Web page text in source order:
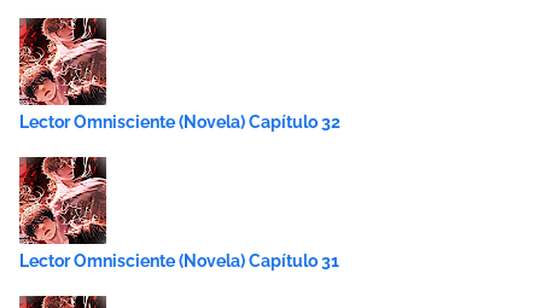
Lector Omnisciente (Novela) Capítulo 32
Lector Omnisciente (Novela) Capítulo 31